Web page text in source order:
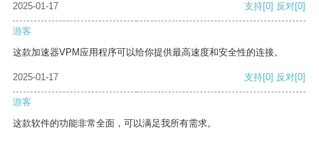
2025-01-17
支持[0] 反对[0]
游客
这款加速器VPM应用程序可以给你提供最高速度和安全性的连接。
2025-01-17 支持[0] 反对[0]
游客
这款软件的功能非常全面，可以满足我所有需求。